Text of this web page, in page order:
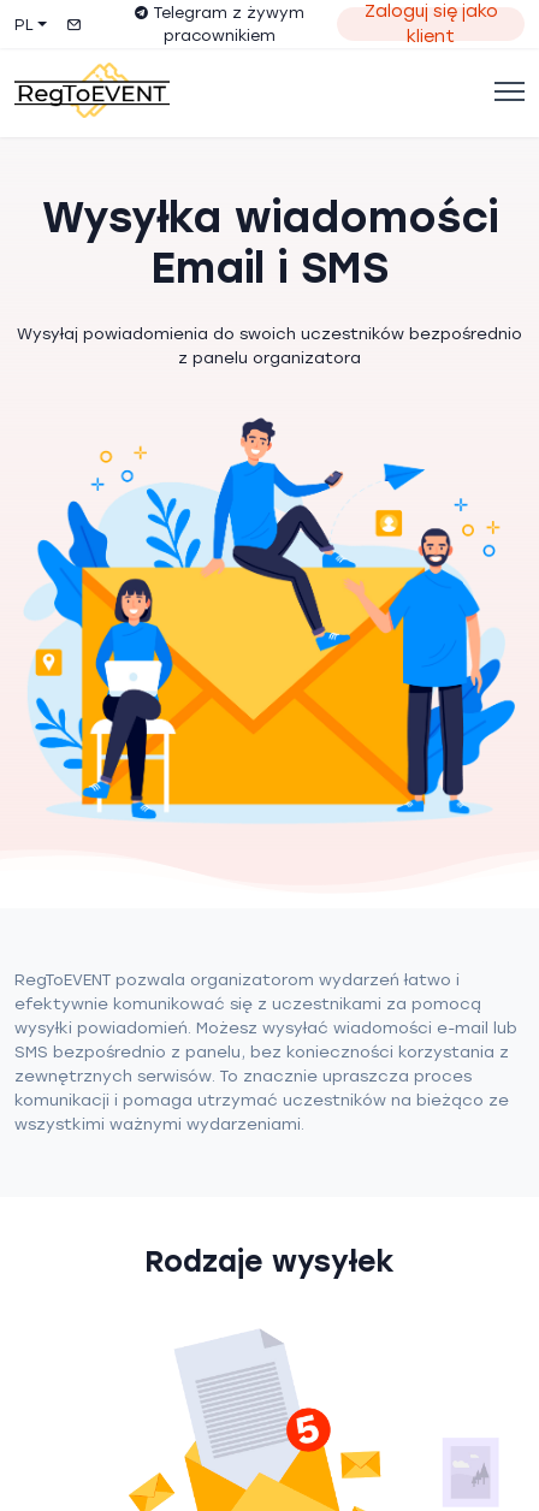
PL
Telegram z żywym
pracownikiem
Zaloguj się jako
klient
Wysyłka wiadomości
Email i SMS
Wysyłaj powiadomienia do swoich uczestników bezpośrednio
z panelu organizatora
RegToEVENT pozwala organizatorom wydarzeń łatwo i
efektywnie komunikować się z uczestnikami za pomocą
wysyłki powiadomień. Możesz wysyłać wiadomości e-mail lub
SMS bezpośrednio z panelu, bez konieczności korzystania z
zewnętrznych serwisów. To znacznie upraszcza proces
komunikacji i pomaga utrzymać uczestników na bieżąco ze
wszystkimi ważnymi wydarzeniami.
Rodzaje wysyłek